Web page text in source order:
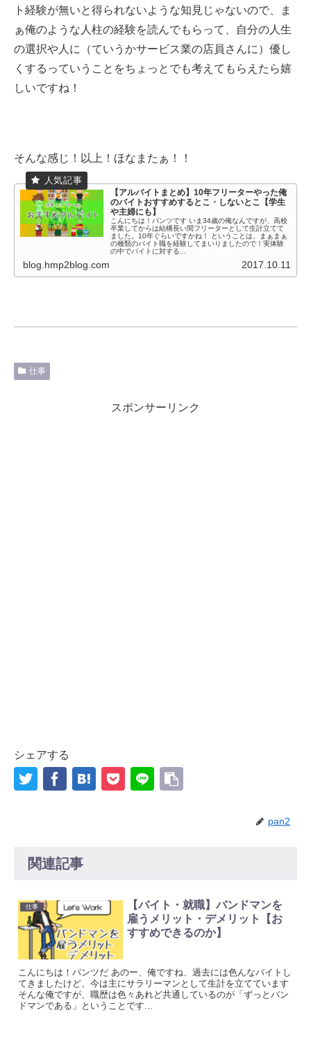
ト経験が無いと得られないような知見じゃないので、ま
ぁ俺のような人柱の経験を読んでもらって、自分の人生
の選択や人に（ていうかサービス業の店員さんに）優し
くするっていうことをちょっとでも考えてもらえたら嬉
しいですね！
そんな感じ！以上！ほなまたぁ！！
【アルバイトまとめ】10年フリーターやった俺
のバイトおすすめするとこ・しないとこ【学生
や主婦にも】
こんにちは！パンツです いま34歳の俺なんですが、高校
卒業してからは結構長い間フリーターとして生計立てて
ました。10年ぐらいですかね！ ということは、まぁまぁ
の種類のバイト職を経験してまいりましたので！実体験
の中でバイトに対する...
blog.hmp2blog.com 2017.10.11
仕事
スポンサーリンク
シェアする
pan2
関連記事
仕事
【バイト・就職】バンドマンを
雇うメリット・デメリット【お
すすめできるのか】
こんにちは！パンツだ あのー、俺ですね、過去には色んなバイトし
てきましたけど、今は主にサラリーマンとして生計を立てています
そんな俺ですが、職歴は色々あれど共通しているのが「ずっとバン
ドマンである」ということです...